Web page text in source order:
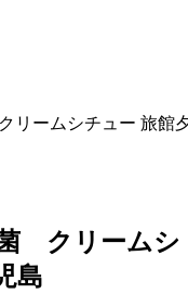
リームシチュー 旅館
菌 クリームシ
島